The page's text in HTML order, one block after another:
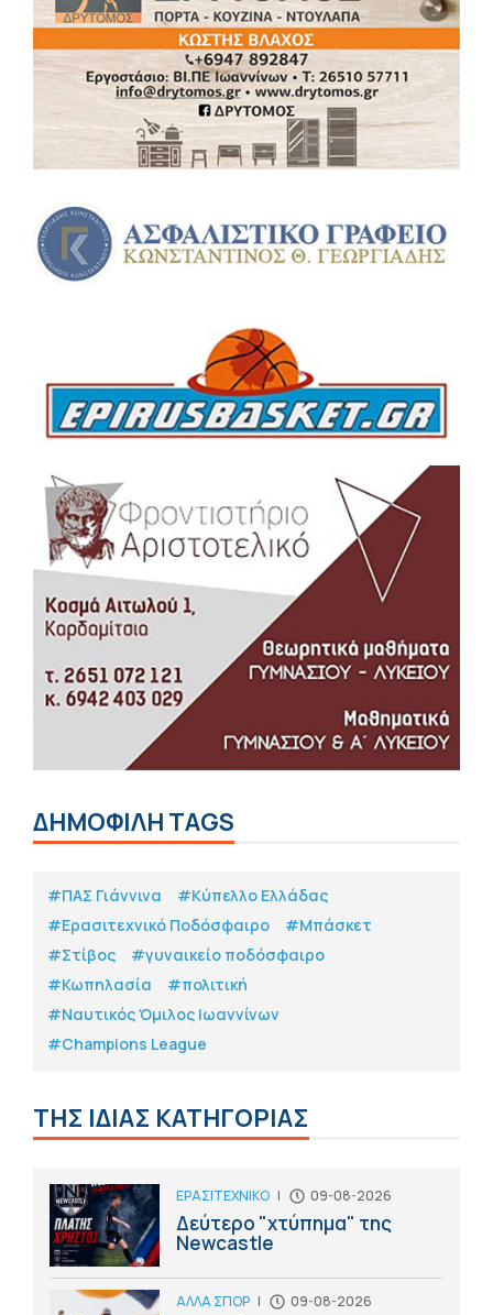
ΔΗΜΟΦΙΛΗ TAGS
#ΠΑΣ Γιάννινα
#Κύπελλο Ελλάδας
#Eρασιτεχνικό Ποδόσφαιρο
#Μπάσκετ
#Στίβος
#γυναικείο ποδόσφαιρο
#Κωπηλασία
#πολιτική
#Ναυτικός Όμιλος Ιωαννίνων
#Champions League
ΤΗΣ ΙΔΙΑΣ ΚΑΤΗΓΟΡΙΑΣ
ΕΡΑΣΙΤΕΧΝΙΚΟ | 09-08-2026
Δεύτερο "χτύπημα" της
Newcastle
ΑΛΛΑ ΣΠΟΡ | 09-08-2026